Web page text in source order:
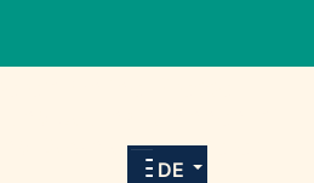
Downloads unserer
DE